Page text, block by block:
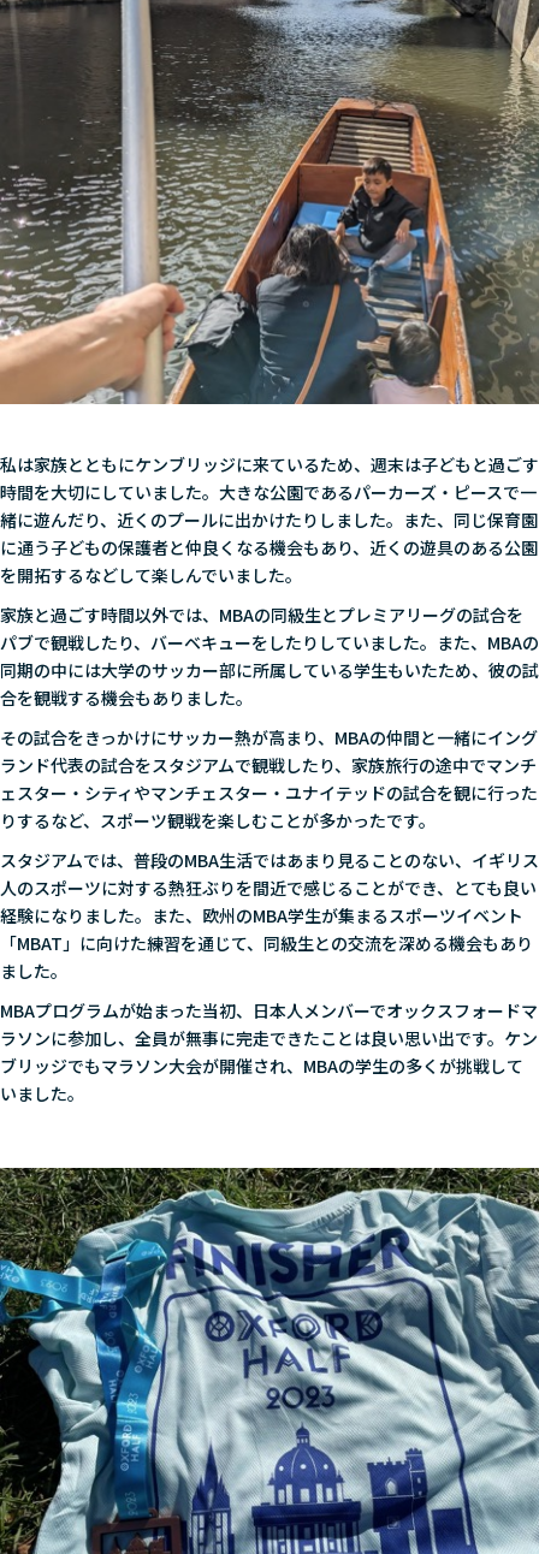
私は家族とともにケンブリッジに来ているため、週末は子どもと過ごす
時間を大切にしていました。大きな公園であるパーカーズ・ピースで一
緒に遊んだり、近くのプールに出かけたりしました。また、同じ保育園
に通う子どもの保護者と仲良くなる機会もあり、近くの遊具のある公園
を開拓するなどして楽しんでいました。
家族と過ごす時間以外では、MBAの同級生とプレミアリーグの試合を
パブで観戦したり、バーベキューをしたりしていました。また、MBAの
同期の中には大学のサッカー部に所属している学生もいたため、彼の試
合を観戦する機会もありました。
その試合をきっかけにサッカー熱が高まり、MBAの仲間と一緒にイング
ランド代表の試合をスタジアムで観戦したり、家族旅行の途中でマンチ
ェスター・シティやマンチェスター・ユナイテッドの試合を観に行った
りするなど、スポーツ観戦を楽しむことが多かったです。
スタジアムでは、普段のMBA生活ではあまり見ることのない、イギリス
人のスポーツに対する熱狂ぶりを間近で感じることができ、とても良い
経験になりました。また、欧州のMBA学生が集まるスポーツイベント
「MBAT」に向けた練習を通じて、同級生との交流を深める機会もあり
ました。
MBAプログラムが始まった当初、日本人メンバーでオックスフォードマ
ラソンに参加し、全員が無事に完走できたことは良い思い出です。ケン
ブリッジでもマラソン大会が開催され、MBAの学生の多くが挑戦して
いました。